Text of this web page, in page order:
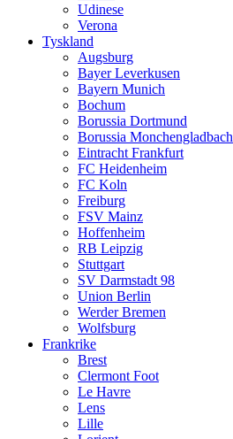
Udinese
Verona
Tyskland
Augsburg
Bayer Leverkusen
Bayern Munich
Bochum
Borussia Dortmund
Borussia Monchengladbach
Eintracht Frankfurt
FC Heidenheim
FC Koln
Freiburg
FSV Mainz
Hoffenheim
RB Leipzig
Stuttgart
SV Darmstadt 98
Union Berlin
Werder Bremen
Wolfsburg
Frankrike
Brest
Clermont Foot
Le Havre
Lens
Lille